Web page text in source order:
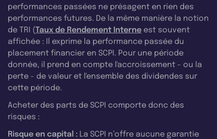
performances passées ne présagent en rien des
performances futures. De la même manière la notion
de TRI (Taux de Rendement Interne est souvent
affichée : Il exprime la performance passée du
placement financier en SCPI. Pour une période
donnée, il prend en compte l'accroissement - ou la
perte - de valeur et l'ensemble des dividendes sur
cette période.
Acheter des parts de SCPI comporte donc des
risques :
Risque en capital : La SCPI n’offre aucune garantie